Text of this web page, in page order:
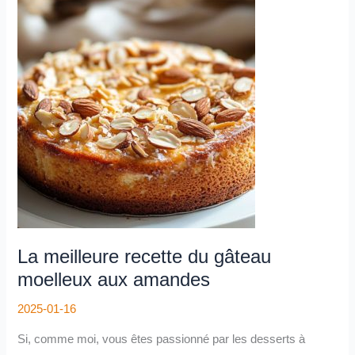
La meilleure recette du gâteau
moelleux aux amandes
2025-01-16
Si, comme moi, vous êtes passionné par les desserts à
meilleure
recette
du
gâteau
moelleux
aux
amandes